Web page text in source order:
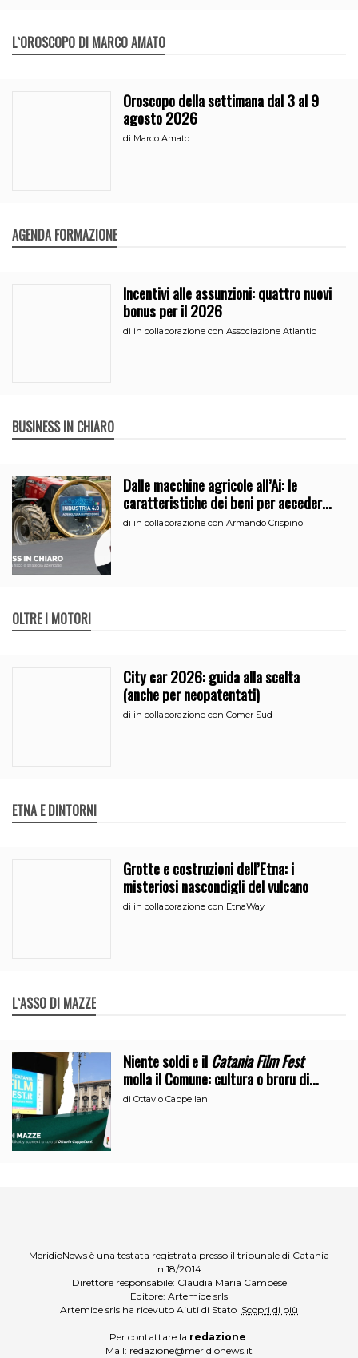
L`OROSCOPO DI MARCO AMATO
Oroscopo della settimana dal 3 al 9
agosto 2026
di Marco Amato
AGENDA FORMAZIONE
Incentivi alle assunzioni: quattro nuovi
bonus per il 2026
di in collaborazione con Associazione Atlantic
BUSINESS IN CHIARO
Dalle macchine agricole all’Ai: le
caratteristiche dei beni per accedere
all’iperammortamento
di in collaborazione con Armando Crispino
OLTRE I MOTORI
City car 2026: guida alla scelta
(anche per neopatentati)
di in collaborazione con Comer Sud
ETNA E DINTORNI
Grotte e costruzioni dell’Etna: i
misteriosi nascondigli del vulcano
di in collaborazione con EtnaWay
L`ASSO DI MAZZE
Niente soldi e ilCatania Film Fest
molla il Comune: cultura o broru di
ciciri?
diOttavio Cappellani
MeridioNews è una testata registrata presso il tribunale di Catania
n.18/2014
Direttore responsabile: Claudia Maria Campese
Editore: Artemide srls
Artemide srls ha ricevuto Aiuti di Stato Scopri di più
Per contattare la redazione:
Mail: redazione@meridionews.it